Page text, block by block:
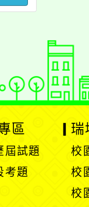
區
屆試題
考題
瑞
校
校
校